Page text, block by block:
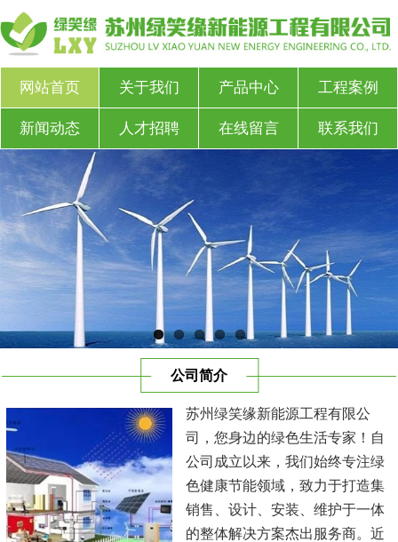
网站首页 关于我们 产品中心 工程案例
新闻动态 人才招聘 在线留言 联系我们
公司简介
苏州绿笑缘新能源工程有限公
司，您身边的绿色生活专家！自
公司成立以来，我们始终专注绿
色健康节能领域，致力于打造集
销售、设计、安装、维护于一体
的整体解决方案杰出服务商。近